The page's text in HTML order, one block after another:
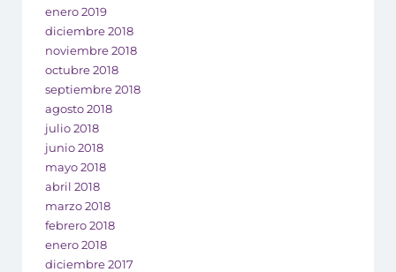
enero 2019
diciembre 2018
noviembre 2018
octubre 2018
septiembre 2018
agosto 2018
julio 2018
junio 2018
mayo 2018
abril 2018
marzo 2018
febrero 2018
enero 2018
diciembre 2017